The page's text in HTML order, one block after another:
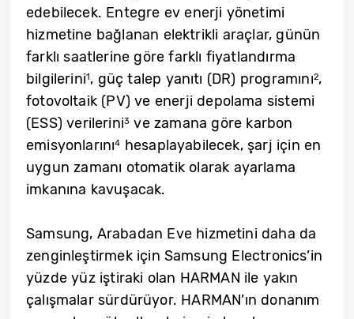
edebilecek. Entegre ev enerji yönetimi
hizmetine bağlanan elektrikli araçlar, günün
farklı saatlerine göre farklı fiyatlandırma
bilgilerini1, güç talep yanıtı (DR) programını2,
fotovoltaik (PV) ve enerji depolama sistemi
(ESS) verilerini3 ve zamana göre karbon
emisyonlarını4 hesaplayabilecek, şarj için en
uygun zamanı otomatik olarak ayarlama
imkanına kavuşacak.
Samsung, Arabadan Eve hizmetini daha da
zenginleştirmek için Samsung Electronics’in
yüzde yüz iştiraki olan HARMAN ile yakın
çalışmalar sürdürüyor. HARMAN’ın donanım